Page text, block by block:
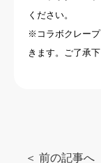
ください。
※コラボクレー
きます。ご了承下
＜ 前の記事へ